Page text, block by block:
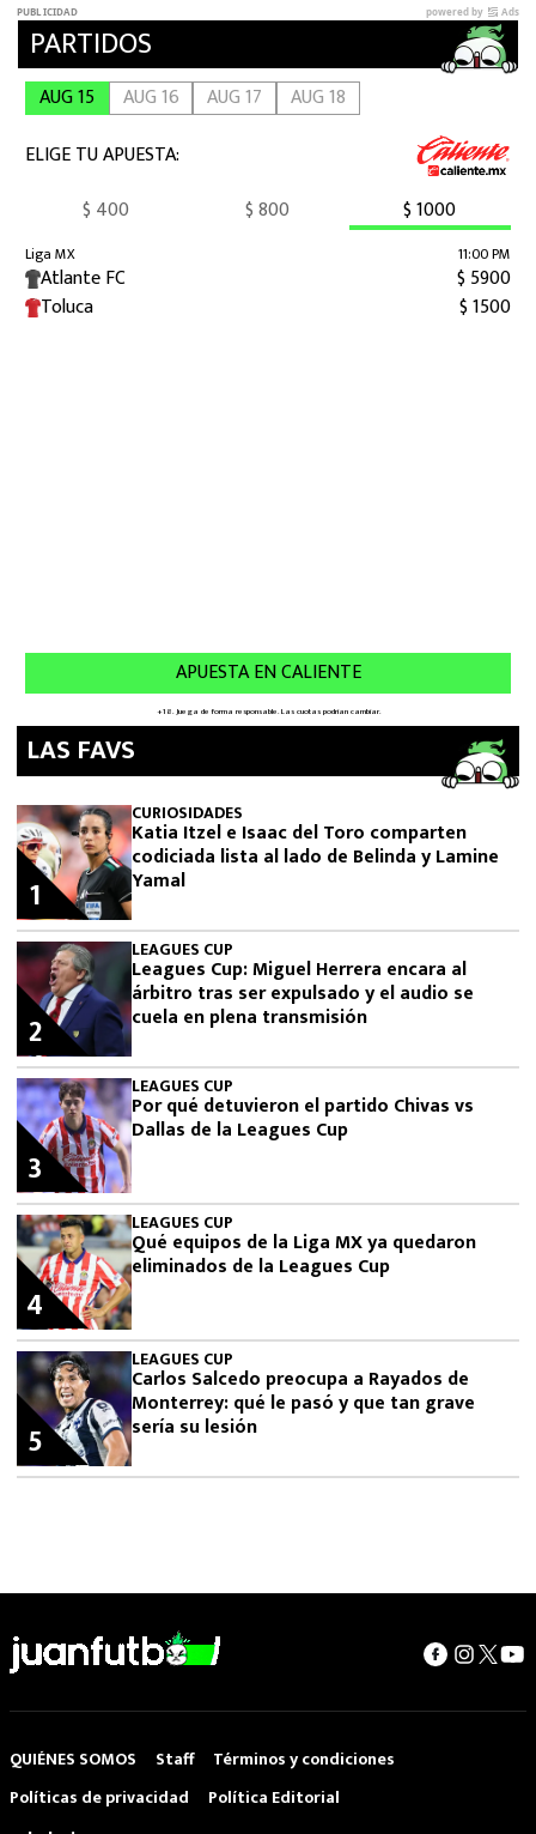
LAS FAVS
CURIOSIDADES
Katia Itzel e Isaac del Toro comparten
codiciada lista al lado de Belinda y Lamine
Yamal
1
LEAGUES CUP
Leagues Cup: Miguel Herrera encara al
árbitro tras ser expulsado y el audio se
cuela en plena transmisión
2
LEAGUES CUP
Por qué detuvieron el partido Chivas vs
Dallas de la Leagues Cup
3
LEAGUES CUP
Qué equipos de la Liga MX ya quedaron
eliminados de la Leagues Cup
4
LEAGUES CUP
Carlos Salcedo preocupa a Rayados de
Monterrey: qué le pasó y que tan grave
sería su lesión
5
QUIÉNES SOMOS Staff
Términos y condiciones
Políticas de privacidad
Política Editorial